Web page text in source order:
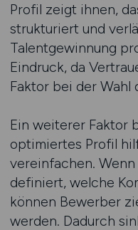
Profil zeigt ihnen,
strukturiert und
Talentgewinnung
Eindruck, da
Faktor bei der
Ein weiterer Faktor
optimiertes Profil
vereinfachen.
definiert, welche
können Bewerber
werden. Dadurch